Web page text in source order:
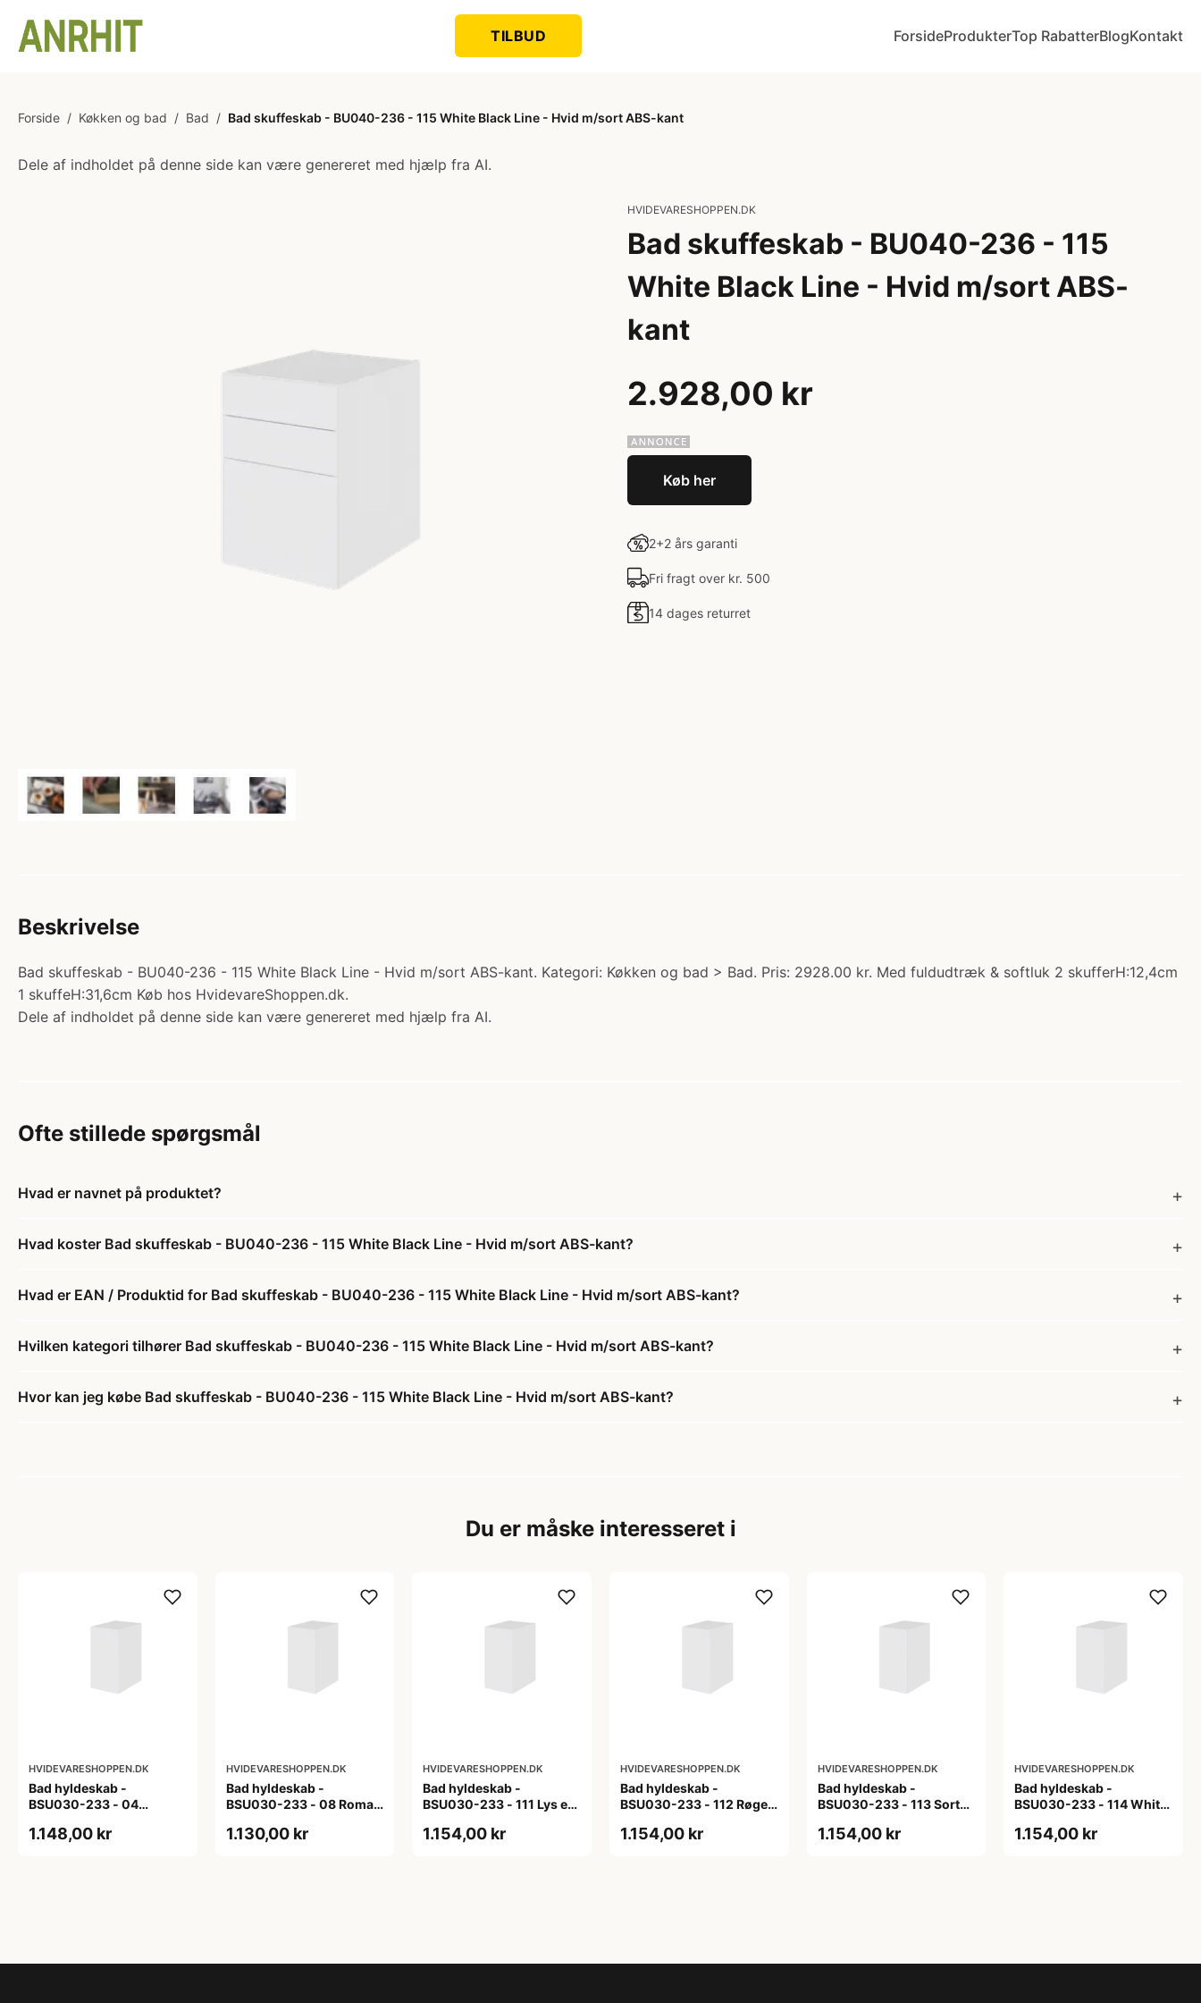
TILBUD ForsideProdukterTop RabatterBlogKontakt
Forside / Køkken og bad / Bad / Bad skuffeskab - BU040-236 - 115 White Black Line - Hvid m/sort ABS-kant
Dele af indholdet på denne side kan være genereret med hjælp fra AI.
HVIDEVARESHOPPEN.DK
Bad skuffeskab - BU040-236 - 115
White Black Line - Hvid m/sort ABS-
kant
2.928,00 kr
Køb her
2+2 års garanti
Fri fragt over kr. 500
14 dages returret
Beskrivelse
Bad skuffeskab - BU040-236 - 115 White Black Line - Hvid m/sort ABS-kant. Kategori: Køkken og bad > Bad. Pris: 2928.00 kr. Med fuldudtræk & softluk 2 skufferH:12,4cm
1 skuffeH:31,6cm Køb hos HvidevareShoppen.dk.
Dele af indholdet på denne side kan være genereret med hjælp fra AI.
Ofte stillede spørgsmål
Hvad er navnet på produktet?
Hvad koster Bad skuffeskab - BU040-236 - 115 White Black Line - Hvid m/sort ABS-kant?
Hvad er EAN / Produktid for Bad skuffeskab - BU040-236 - 115 White Black Line - Hvid m/sort ABS-kant?
Hvilken kategori tilhører Bad skuffeskab - BU040-236 - 115 White Black Line - Hvid m/sort ABS-kant?
Hvor kan jeg købe Bad skuffeskab - BU040-236 - 115 White Black Line - Hvid m/sort ABS-kant?
Du er måske interesseret i
HVIDEVARESHOPPEN.DK
Bad hyldeskab -
BSU030-233 - 04
1.148,00 kr
HVIDEVARESHOPPEN.DK
Bad hyldeskab -
BSU030-233 - 08 Roma -
1.130,00 kr
HVIDEVARESHOPPEN.DK
Bad hyldeskab -
BSU030-233 - 111 Lys eg
1.154,00 kr
HVIDEVARESHOPPEN.DK
Bad hyldeskab -
BSU030-233 - 112 Røget
1.154,00 kr
HVIDEVARESHOPPEN.DK
Bad hyldeskab -
BSU030-233 - 113 Sort
1.154,00 kr
HVIDEVARESHOPPEN.DK
Bad hyldeskab -
BSU030-233 - 114 White
ABS-kant
1.154,00 kr